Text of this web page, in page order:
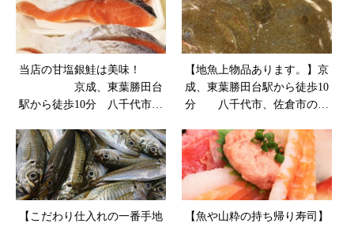
当店の甘塩銀鮭は美味！
京成、東葉勝田台
駅から徒歩10分 八千代市、
粋）
【地魚上物品あります。】京
成、東葉勝田台駅から徒歩10
分 八千代市、佐倉市の鮮
【こだわり仕入れの一番手地
【魚や山粋の持ち帰り寿司】